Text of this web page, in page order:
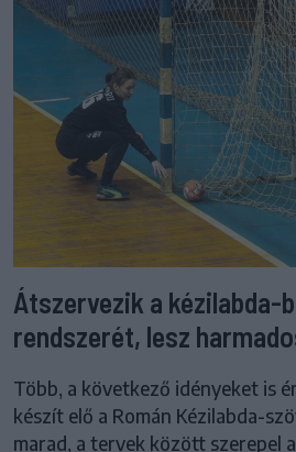
Átszervezik a kézilabda-
rendszerét, lesz
Több, a következő idényeket is
készít elő a Román Kézilabda-
marad, a tervek között szerepel